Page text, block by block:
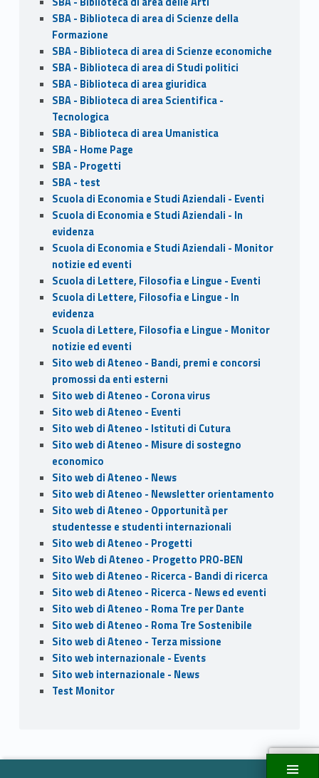
SBA - Biblioteca di area di Scienze della
Formazione
SBA - Biblioteca di area di Scienze economiche
SBA - Biblioteca di area di Studi politici
SBA - Biblioteca di area giuridica
SBA - Biblioteca di area Scientifica -
Tecnologica
SBA - Biblioteca di area Umanistica
SBA - Home Page
SBA - Progetti
SBA - test
Scuola di Economia e Studi Aziendali - Eventi
Scuola di Economia e Studi Aziendali - In
evidenza
Scuola di Economia e Studi Aziendali - Monitor
notizie ed eventi
Scuola di Lettere, Filosofia e Lingue - Eventi
Scuola di Lettere, Filosofia e Lingue - In
evidenza
Scuola di Lettere, Filosofia e Lingue - Monitor
notizie ed eventi
Sito web di Ateneo - Bandi, premi e concorsi
promossi da enti esterni
Sito web di Ateneo - Corona virus
Sito web di Ateneo - Eventi
Sito web di Ateneo - Istituti di Cutura
Sito web di Ateneo - Misure di sostegno
economico
Sito web di Ateneo - News
Sito web di Ateneo - Newsletter orientamento
Sito web di Ateneo - Opportunità per
studentesse e studenti internazionali
Sito web di Ateneo - Progetti
Sito Web di Ateneo - Progetto PRO-BEN
Sito web di Ateneo - Ricerca - Bandi di ricerca
Sito web di Ateneo - Ricerca - News ed eventi
Sito web di Ateneo - Roma Tre per Dante
Sito web di Ateneo - Roma Tre Sostenibile
Sito web di Ateneo - Terza missione
Sito web internazionale - Events
Sito web internazionale - News
Test Monitor